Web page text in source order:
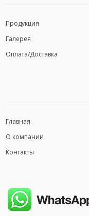
Продукция
Галерея
Оплата/Доставка
Главная
О компании
Контакты